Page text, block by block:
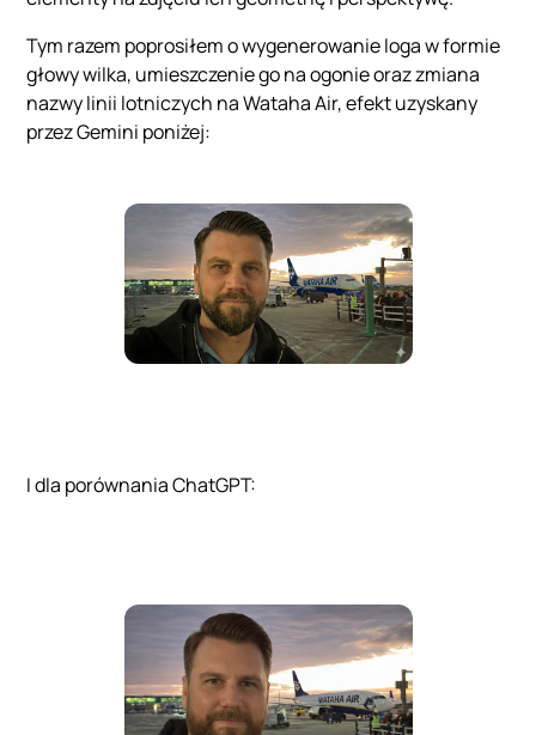
Tym razem poprosiłem o wygenerowanie loga w formie
głowy wilka, umieszczenie go na ogonie oraz zmiana
nazwy linii lotniczych na Wataha Air, efekt uzyskany
przez Gemini poniżej:
I dla porównania ChatGPT: